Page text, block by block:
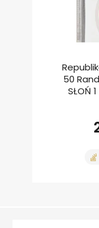
50
SŁOŃ